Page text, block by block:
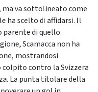
ma va sottolineato come
ha scelto di affidarsi. Il
di quello
Scamacca non ha
mostrandosi
contro la Svizzera
La punta titolare della